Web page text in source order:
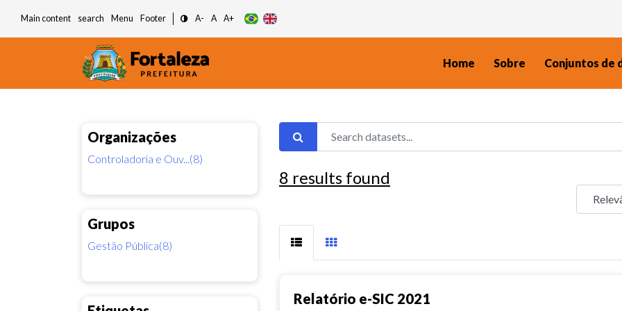
Main content search Menu Footer A- A A+
Home Sobre Conjuntos de
Organizações
Controladoria e Ouv...(8)
Grupos
Gestão Pública(8)
8 results found
Relatório e-SIC 2021